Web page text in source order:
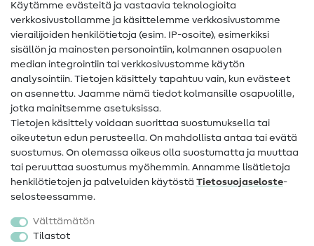
Ompelusanasto
Ompeluohjeet
Apua ja yhteystiedot
Yhteystiedot
Tietoa omistajanvaihdoksesta
Peruutusoikeus
Suosittu
Kankaat
Käytämme evästeitä ja vastaavia teknologioita
verkkosivustollamme ja käsittelemme verkkosivustomme
vierailijoiden henkilötietoja (esim. IP-osoite), esimerkiksi
sisällön ja mainosten personointiin, kolmannen osapuolen
median integrointiin tai verkkosivustomme käytön
analysointiin. Tietojen käsittely tapahtuu vain, kun evästeet
on asennettu. Jaamme nämä tiedot kolmansille osapuolille,
jotka mainitsemme asetuksissa.
Tietojen käsittely voidaan suorittaa suostumuksella tai
oikeutetun edun perusteella. On mahdollista antaa tai evätä
suostumus. On olemassa oikeus olla suostumatta ja muuttaa
tai peruuttaa suostumus myöhemmin. Annamme lisätietoja
henkilötietojen ja palveluiden käytöstä Tietosuojaseloste-
selosteessamme.
Välttämätön
Tilastot